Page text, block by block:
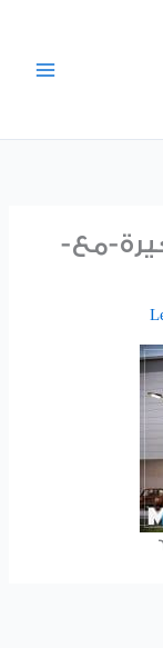
مع-